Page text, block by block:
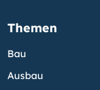
Themen
Bau
Ausbau